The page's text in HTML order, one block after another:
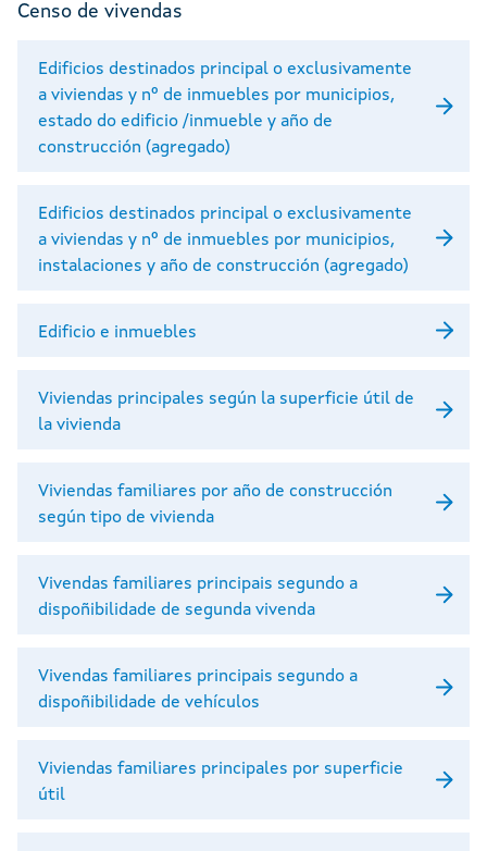
Censo de vivendas
Edificios destinados principal o exclusivamente
a viviendas y nº de inmuebles por municipios,
estado do edificio /inmueble y año de
construcción (agregado)
Edificios destinados principal o exclusivamente
a viviendas y nº de inmuebles por municipios,
instalaciones y año de construcción (agregado)
Edificio e inmuebles
Viviendas principales según la superficie útil de
la vivienda
Viviendas familiares por año de construcción
según tipo de vivienda
Vivendas familiares principais segundo a
dispoñibilidade de segunda vivenda
Vivendas familiares principais segundo a
dispoñibilidade de vehículos
Viviendas familiares principales por superficie
útil